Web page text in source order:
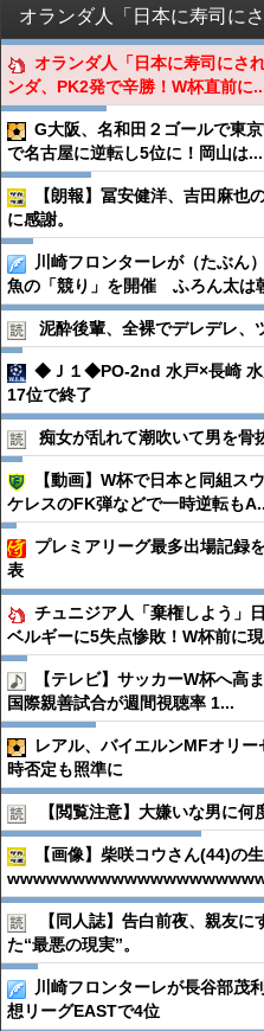
オランダ人「日本に寿司にさ
ンダ、PK2発で辛勝！W杯直前に
G大阪、名和田２ゴールで東
で名古屋に逆転し5位に！岡山は...
【朗報】冨安健洋、吉田麻也
に感謝。
川崎フロンターレが（たぶん
魚の「競り」を開催 ふろん太は
泥酔後輩、全裸でデレデレ、
◆Ｊ１◆PO-2nd 水戸×長崎 水
17位で終了
痴女が乱れて潮吹いて男を骨
【動画】W杯で日本と同組
ケレスのFK弾などで一時逆転も
プレミアリーグ最多出場記録
表
チュニジア人「棄権しよう」
ベルギーに5失点惨敗！W杯前に
【テレビ】サッカーW杯へ
国際親善試合が週間視聴率 1...
レアル、バイエルンMFオリ
時否定も照準に
【閲覧注意】大嫌いな男に
【画像】柴咲コウさん(44)の
【同人誌】告白前夜、親友
た“最悪の現実”。
川崎フロンターレが長谷部
想リーグEASTで4位